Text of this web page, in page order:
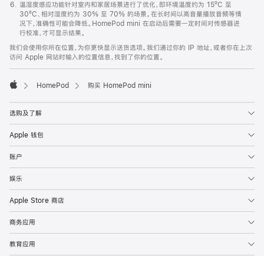
温湿度感应功能针对室内和家居场景进行了优化，即环境温度约为 15ºC 至
30ºC、相对湿度约为 30% 至 70% 的场景。在长时间以高音量播放音频等情
况下，准确性可能会降低。HomePod mini 在启动后需要一定时间对传感器进
行校准，才可显示结果。
我们会使用你所在位置，为你更快显示送货选项。我们通过你的 IP 地址，或者你在上次
访问 Apple 网站时输入的位置信息，找到了你的位置。
HomePod 购买 HomePod mini
选购及了解
Apple 钱包
账户
娱乐
Apple Store 商店
商务应用
教育应用